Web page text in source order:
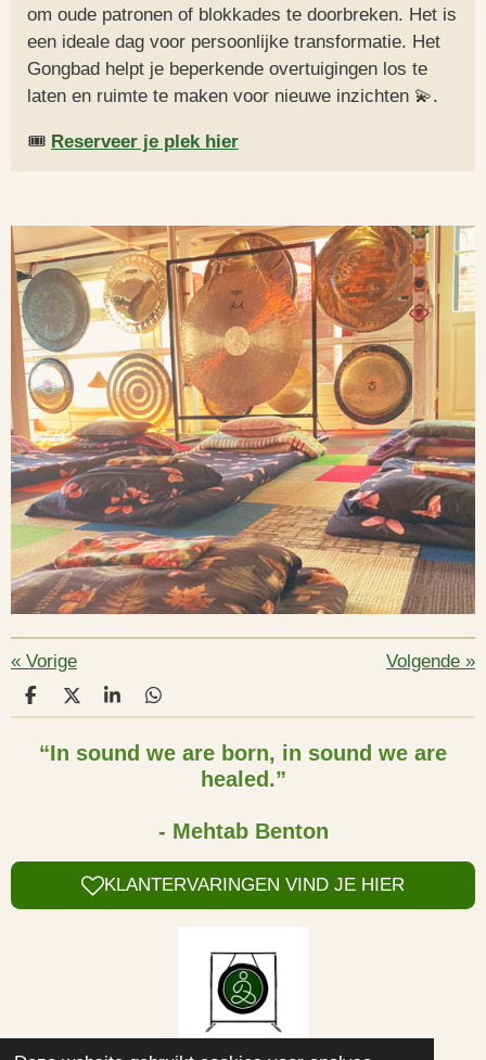
om oude patronen of blokkades te doorbreken. Het is
een ideale dag voor persoonlijke transformatie. Het
Gongbad helpt je beperkende overtuigingen los te
laten en ruimte te maken voor nieuwe inzichten 💫.
🎟️ Reserveer je plek hier
« Vorige Volgende »
D
e
D
e
S
h
r
D
e
e
“In sound we are born, in sound we are
healed.”
- Mehtab Benton
KLANTERVARINGEN VIND JE HIER